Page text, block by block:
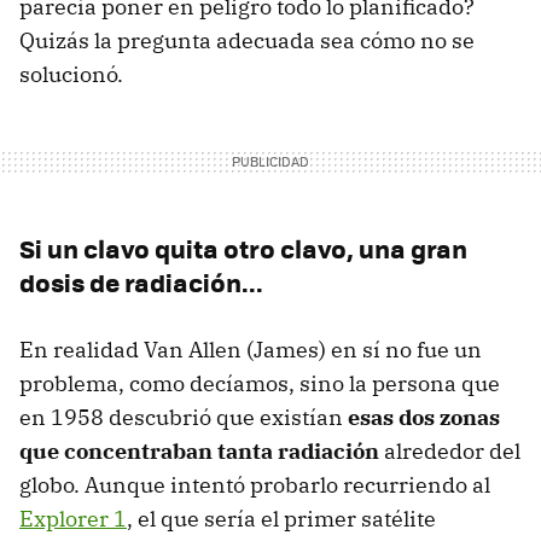
parecía poner en peligro todo lo planificado?
Quizás la pregunta adecuada sea cómo no se
solucionó.
Si un clavo quita otro clavo, una gran
dosis de radiación...
En realidad Van Allen (James) en sí no fue un
problema, como decíamos, sino la persona que
en 1958 descubrió que existían esas dos zonas
que concentraban tanta radiación alrededor del
globo. Aunque intentó probarlo recurriendo al
Explorer 1, el que sería el primer satélite